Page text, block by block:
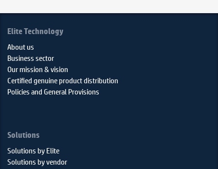
Elite Technology
About us
Business sector
Our mission & vision
Certified genuine product distribution
Policies and General Provisions
Solutions
Solutions by Elite
Solutions by vendor